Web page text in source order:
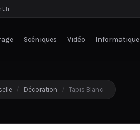
Scéniques Vidéo Informatique
/ Décoration / Tapis Blanc